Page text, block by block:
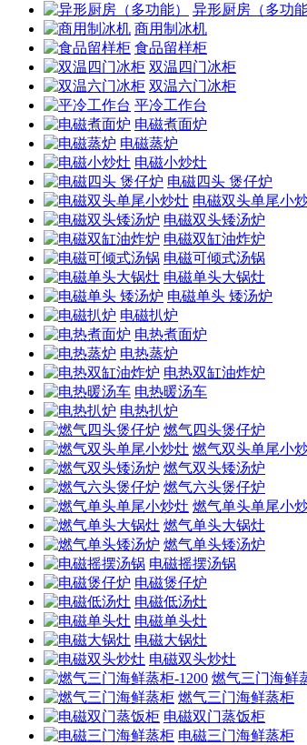
异形厨房（多功能
商用制冰机
食品留样柜
双温四门冰柜
双温六门冰柜
平冷工作台
电磁煮面炉
电磁蒸炉
电磁小炒灶
电磁四头 煲仔炉
电磁双头单尾小
电磁双头矮汤炉
电磁双缸油炸炉
电磁可倾式汤锅
电磁单头大锅灶
电磁单头 矮汤炉
电磁扒炉
电热煮面炉
电热蒸炉
电热双缸油炸炉
电热暖汤车
电热扒炉
燃气四头煲仔炉
燃气双头单尾小
燃气双头矮汤炉
燃气六头煲仔炉
燃气单头单尾小
燃气单头大锅灶
燃气单头矮汤炉
电磁摇摆汤锅
电磁煲仔炉
电磁低汤灶
电磁单头灶
电磁大锅灶
电磁双头炒灶
燃气三门海鲜
燃气三门海鲜蒸柜
电磁双门蒸饭柜
电磁三门海鲜蒸柜